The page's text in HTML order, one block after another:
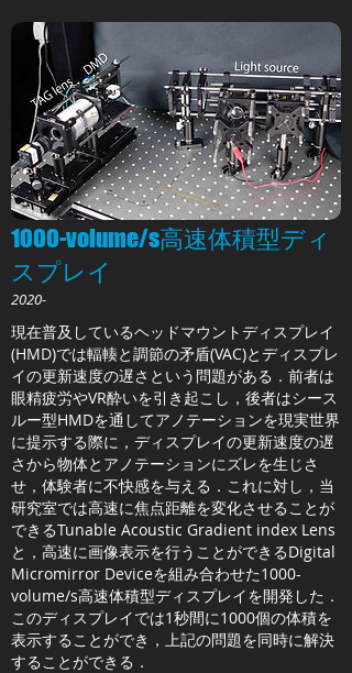
1000-volume/s高速体積型ディ
スプレイ
2020-
現在普及しているヘッドマウントディスプレイ
(HMD)では輻輳と調節の矛盾(VAC)とディスプレ
イの更新速度の遅さという問題がある．前者は
眼精疲労やVR酔いを引き起こし，後者はシース
ルー型HMDを通してアノテーションを現実世界
に提示する際に，ディスプレイの更新速度の遅
さから物体とアノテーションにズレを生じさ
せ，体験者に不快感を与える．これに対し，当
研究室では高速に焦点距離を変化させることが
できるTunable Acoustic Gradient index Lens
と，高速に画像表示を行うことができるDigital
Micromirror Deviceを組み合わせた1000-
volume/s高速体積型ディスプレイを開発した．
このディスプレイでは1秒間に1000個の体積を
表示することができ，上記の問題を同時に解決
することができる．